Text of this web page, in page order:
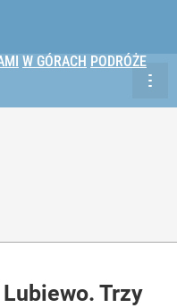
W GÓRACH PODRÓŻE
Trzy